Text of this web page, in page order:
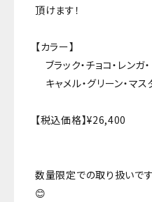
頂けます！
【カラー】
ブラック・チョコ・レンガ・
キャメル・グリーン・マ
【税込価格】¥26,400
数量限定での取り扱いで
😊